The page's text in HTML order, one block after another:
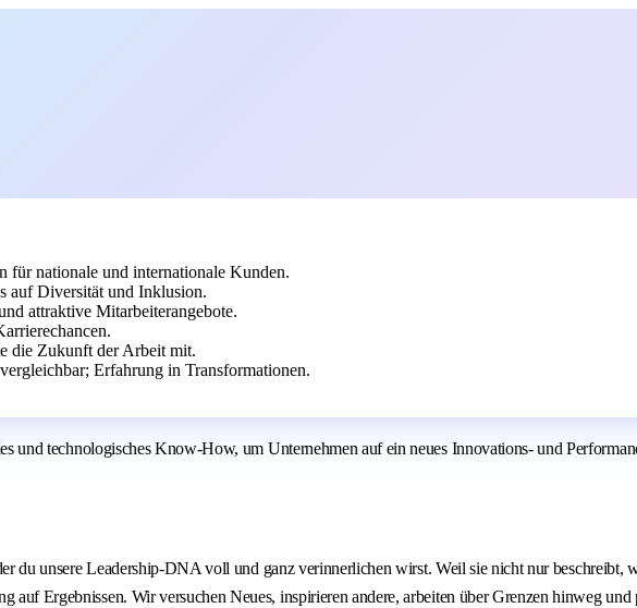
für nationale und internationale Kunden.
auf Diversität und Inklusion.
attraktive Mitarbeiterangebote.
die Zukunft der Arbeit mit.
Erfahrung in Transformationen.
technologisches Know‑How, um Unternehmen auf ein neues Innovations- und
du unsere Leadership‑DNA voll und ganz verinnerlichen wirst. Weil sie nicht nur beschreibt,
Ergebnissen. Wir versuchen Neues, inspirieren andere, arbeiten über Grenzen hinweg und